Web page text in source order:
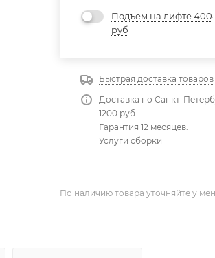
Подъем на лифте 400
руб
Быстрая доставка
Доставка по Санкт-
1200 руб
Гарантия 12 месяцев.
Услуги сборки
По наличию товара уточняйте у